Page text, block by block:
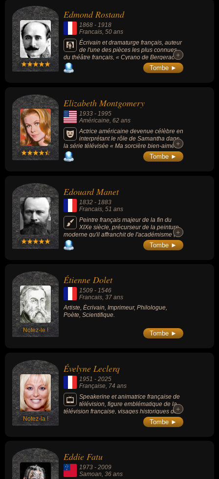
Edmond Rostand
1868 - 1918
Francais, 50 ans
Écrivain et dramaturge français, auteur
de l'une des pièces les plus connues
du théâtre français, « Cyrano de Bergerac »
(1897), époux de la poétesse Rosemonde
Gérard et père de l'écrivain, biologiste et
+
+
Tombe ►
Elizabeth Montgomery
1933 - 1995
Américaine, 62 ans
Actrice américaine devenue célèbre en
interprétant le rôle de Samantha dans
la série télévisée « Ma sorcière bien-aimée »
(Bewitched, 1964-1972, 8 saisons, 254
épisodes).
+
+
Tombe ►
Edouard Manet
1832 - 1883
Francais , 51 ans
Peintre français majeur de la fin du
XIXe siècle, précurseur de la peinture
moderne qu'il affranchit de l'académisme (à
tort considéré comme l'un des pères de
l'impressionnisme duquel il se différencie par
lumière). Ses peintures les plus célèbres
sont « Le Déjeuner sur l'herbe » (1862) ou «
Olympia » (1863).
+
+
Tombe ►
Notez-le !
Étienne Dolet
1509 - 1546
Francais, 37 ans
Artiste, Écrivain, Imprimeur, Philologue,
Poète, Scientifique.
Tombe ►
Notez-la !
Évelyne Leclerq
1951 - 2025
Française , 74 ans
Speakerine et animatrice française de
télévision, figure emblématique de la
télévision française, visages historiques de
la chaîne TF1, célèbre pour avoir en
coanimer le célèbre jeu matrimonial
+
+
Tombe ►
Eddie Fatu
1973 - 2009
Samoan, 36 ans